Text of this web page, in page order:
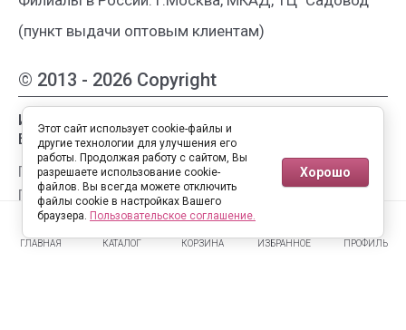
© 2013 - 2026 Copyright
Интернет-магазин женской одежды из
Белоруссии
Публичная оферта
Пользовательское соглашение
Политика конфиденциальности
(пункт выдачи оптовым клиентам)
Этот сайт использует cookie-файлы и
другие технологии для улучшения его
работы. Продолжая работу с сайтом, Вы
разрешаете использование cookie-
файлов. Вы всегда можете отключить
файлы cookie в настройках Вашего
браузера. Пользовательское соглашение.
Хорошо
ГЛАВНАЯ КАТАЛОГ
0
КОРЗИНА ИЗБРАННОЕ ПРОФИЛЬ